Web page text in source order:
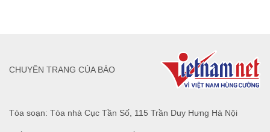
Tòa soạn: Tòa nhà Cục Tần Số, 115 Trần Duy Hưng Hà Nội
CHUYÊN TRANG CỦA BÁO